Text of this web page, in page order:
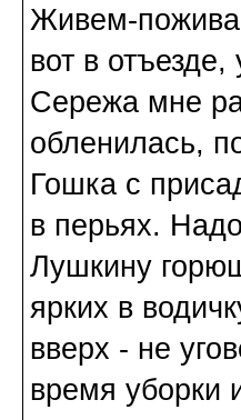
Живем-
вот в
Сережа мне
обленилась,
Гошка с
в перьях.
Лушкину
ярких в
вверх - не
время уборки